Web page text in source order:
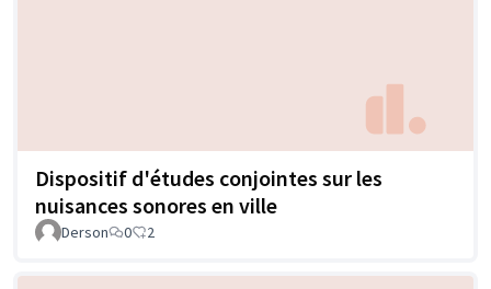
Dispositif d'études conjointes sur les
nuisances sonores en ville
Derson 0 2